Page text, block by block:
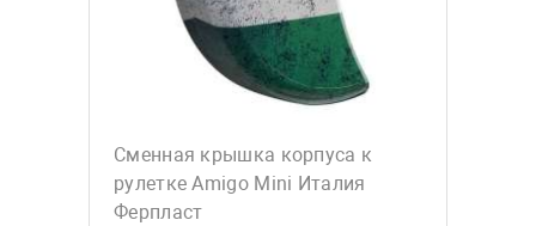
Сменная крышка корпуса к
рулетке Amigo Mini Италия
Ферпласт